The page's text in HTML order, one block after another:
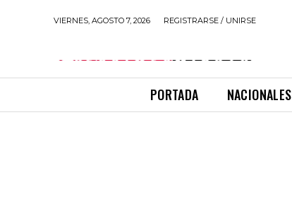
VIERNES, AGOSTO 7, 2026 REGISTRARSE / UNIRSE
PORTADA NACIONALES